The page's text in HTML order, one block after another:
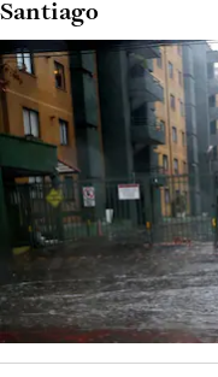
Santiago